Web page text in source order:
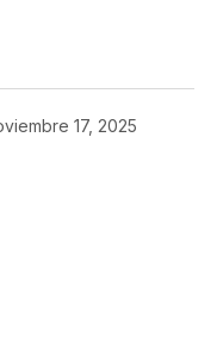
17, 2025